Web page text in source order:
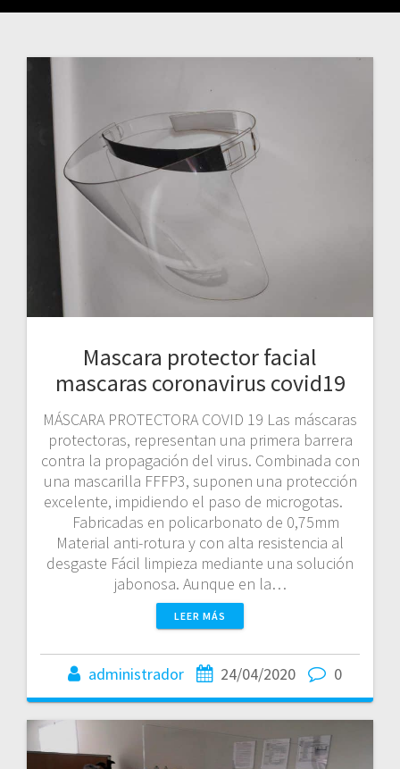
Mascara protector facial
mascaras coronavirus covid19
MÁSCARA PROTECTORA COVID 19 Las máscaras
protectoras, representan una primera barrera
contra la propagación del virus. Combinada con
una mascarilla FFFP3, suponen una protección
excelente, impidiendo el paso de microgotas.
Fabricadas en policarbonato de 0,75mm
Material anti-rotura y con alta resistencia al
desgaste Fácil limpieza mediante una solución
jabonosa. Aunque en la…
LEER MÁS
administrador 24/04/2020 0